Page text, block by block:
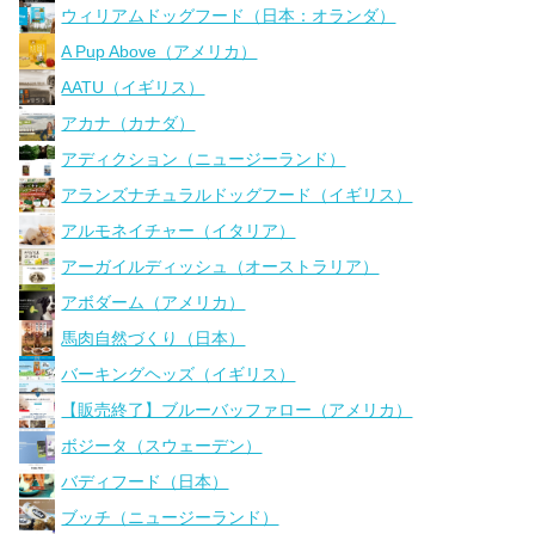
ウィリアムドッグフード（日本：オランダ）
A Pup Above（アメリカ）
AATU（イギリス）
アカナ（カナダ）
アディクション（ニュージーランド）
アランズナチュラルドッグフード（イギリス）
アルモネイチャー（イタリア）
アーガイルディッシュ（オーストラリア）
アボダーム（アメリカ）
馬肉自然づくり（日本）
バーキングヘッズ（イギリス）
【販売終了】ブルーバッファロー（アメリカ）
ボジータ（スウェーデン）
バディフード（日本）
ブッチ（ニュージーランド）